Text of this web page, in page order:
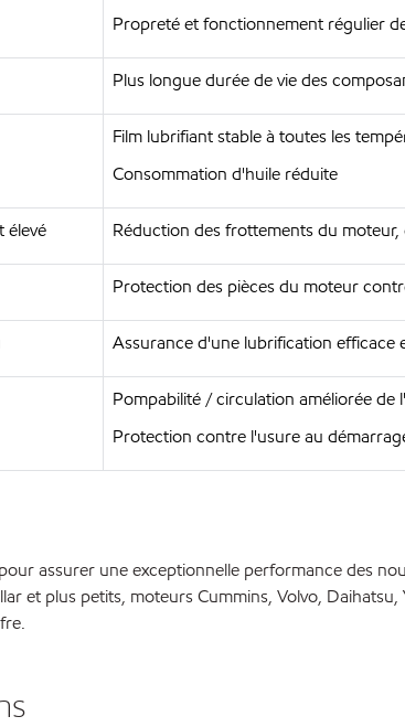
Propreté et fonctionnement régulier
Plus longue durée de vie des
Film lubrifiant stable à toutes les
Consommation d'huile réduite
élevé Réduction des frottements du
Protection des pièces du moteur
Assurance d'une lubrification efficace
Pompabilité / circulation améliorée de
Protection contre l'usure au
assurer une exceptionnelle performance des
et plus petits, moteurs Cummins, Volvo,